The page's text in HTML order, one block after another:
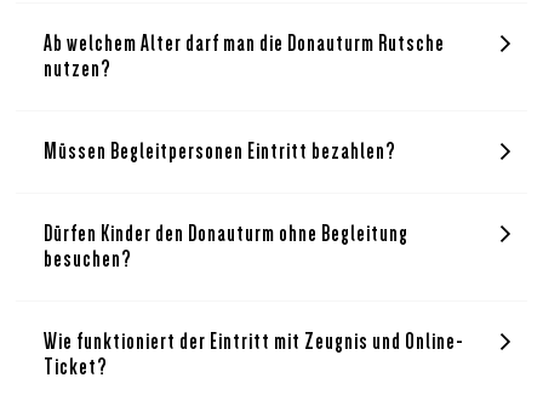
Ab welchem Alter darf man die Donauturm Rutsche
nutzen?
Müssen Begleitpersonen Eintritt bezahlen?
Dürfen Kinder den Donauturm ohne Begleitung
besuchen?
Wie funktioniert der Eintritt mit Zeugnis und Online-
Ticket?